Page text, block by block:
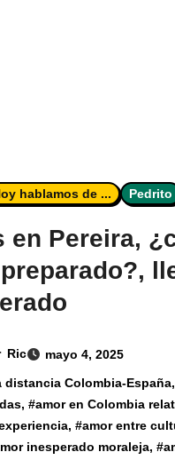
hablamos de ... Pedrito
en Pereira,
Ric
mayo 4, 2025
distancia Colombia-España
, #amor en Colombia
, #amor entre
inesperado moraleja, #